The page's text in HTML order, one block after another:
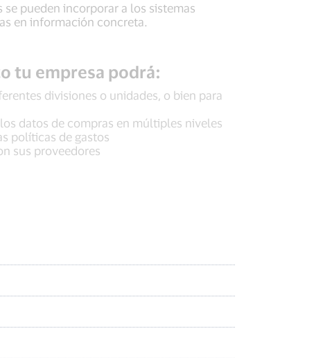
pueden incorporar a los sistemas
en información concreta.
tu empresa podrá:
divisiones o unidades, o bien para
datos de compras en múltiples niveles
políticas de gastos
sus proveedores